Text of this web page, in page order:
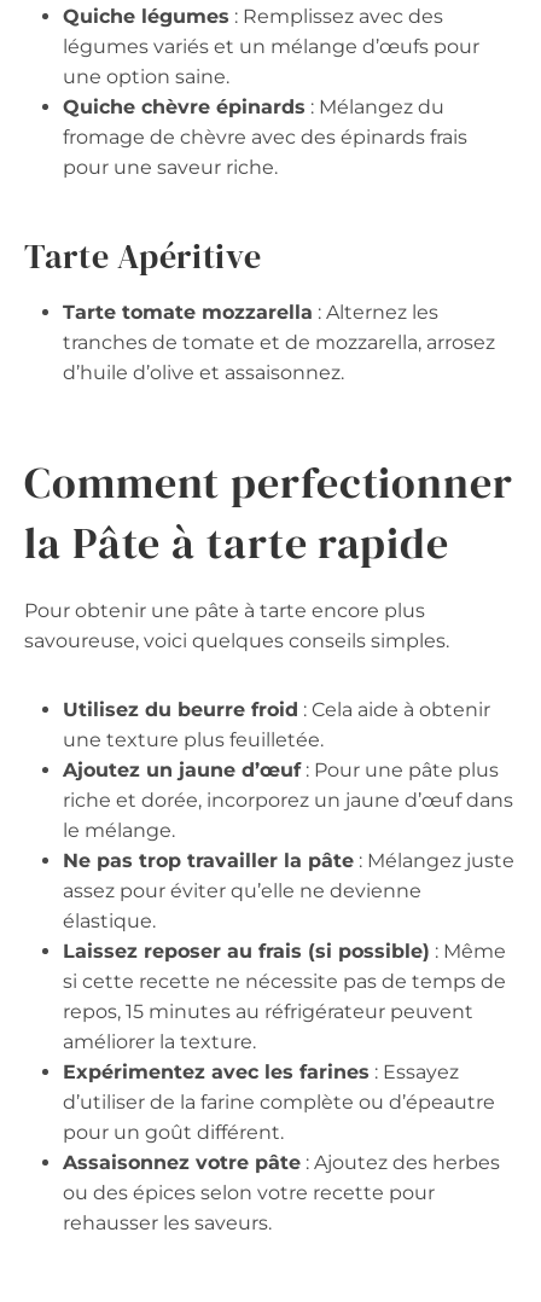
Quiche légumes : Remplissez avec des
légumes variés et un mélange d’œufs pour
une option saine.
Quiche chèvre épinards : Mélangez du
fromage de chèvre avec des épinards frais
pour une saveur riche.
Tarte Apéritive
Tarte tomate mozzarella : Alternez les
tranches de tomate et de mozzarella, arrosez
d’huile d’olive et assaisonnez.
Comment perfectionner
la Pâte à tarte rapide
Pour obtenir une pâte à tarte encore plus
savoureuse, voici quelques conseils simples.
Utilisez du beurre froid : Cela aide à obtenir
une texture plus feuilletée.
Ajoutez un jaune d’œuf: Pour une pâte plus
riche et dorée, incorporez un jaune d’œuf dans
le mélange.
Ne pas trop travailler la pâte : Mélangez juste
assez pour éviter qu’elle ne devienne
élastique.
Laissez reposer au frais (si possible) : Même
si cette recette ne nécessite pas de temps de
repos, 15 minutes au réfrigérateur peuvent
améliorer la texture.
Expérimentez avec les farines : Essayez
d’utiliser de la farine complète ou d’épeautre
pour un goût différent.
Assaisonnez votre pâte : Ajoutez des herbes
ou des épices selon votre recette pour
rehausser les saveurs.